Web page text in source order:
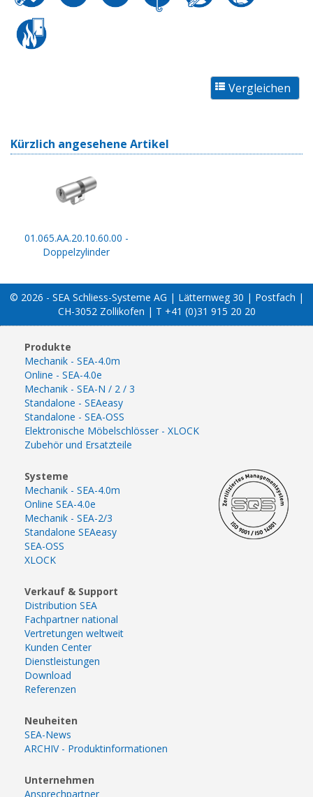
Kürzlich angesehene Artikel
01.065.AA.20.10.60.00 -
Doppelzylinder
© 2026 - SEA Schliess-Systeme AG | Lätternweg 30 | Postfach |
CH-3052 Zollikofen | T +41 (0)31 915 20 20
Produkte
Mechanik - SEA-4.0m
Online - SEA-4.0e
Mechanik - SEA-N / 2 / 3
Standalone - SEAeasy
Standalone - SEA-OSS
Elektronische Möbelschlösser - XLOCK
Zubehör und Ersatzteile
Systeme
Mechanik - SEA-4.0m
Online SEA-4.0e
Mechanik - SEA-2/3
Standalone SEAeasy
SEA-OSS
XLOCK
Verkauf & Support
Distribution SEA
Fachpartner national
Vertretungen weltweit
Kunden Center
Dienstleistungen
Download
Referenzen
Neuheiten
SEA-News
ARCHIV - Produktinformationen
Unternehmen
Ansprechpartner